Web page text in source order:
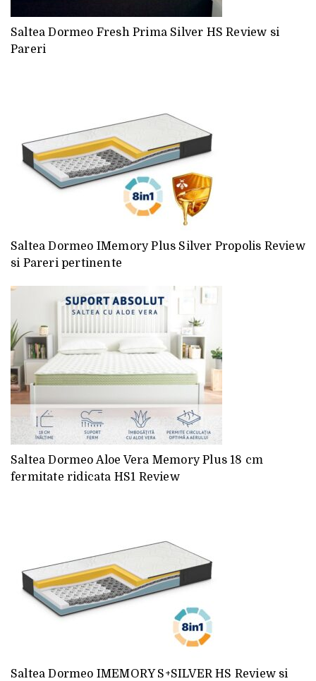
Saltea Dormeo Fresh Prima Silver HS Review si
Pareri
Saltea Dormeo IMemory Plus Silver Propolis Review
si Pareri pertinente
Saltea Dormeo Aloe Vera Memory Plus 18 cm
fermitate ridicata HS1 Review
Saltea Dormeo IMEMORY S+SILVER HS Review si